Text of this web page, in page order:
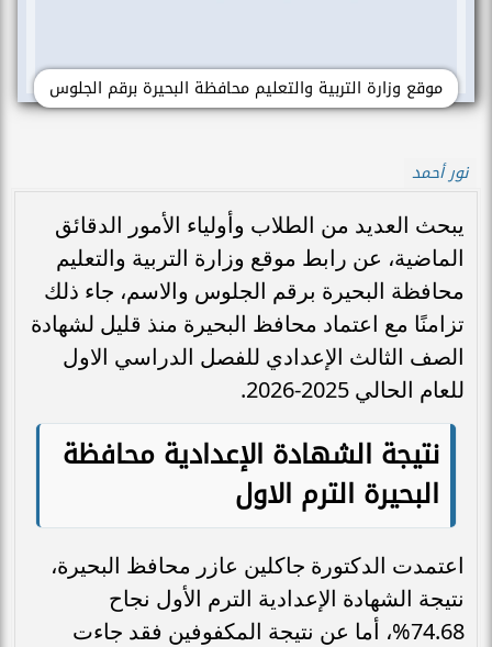
موقع وزارة التربية والتعليم محافظة البحيرة برقم الجلوس
نور أحمد
يبحث العديد من الطلاب وأولياء الأمور الدقائق
الماضية، عن رابط موقع وزارة التربية والتعليم
محافظة البحيرة برقم الجلوس والاسم، جاء ذلك
تزامنًا مع اعتماد محافظ البحيرة منذ قليل لشهادة
الصف الثالث الإعدادي للفصل الدراسي الاول
للعام الحالي 2025-2026.
نتيجة الشهادة الإعدادية محافظة
البحيرة الترم الاول
اعتمدت الدكتورة جاكلين عازر محافظ البحيرة،
نتيجة الشهادة الإعدادية الترم الأول نجاح
74.68%، أما عن نتيجة المكفوفين فقد جاءت